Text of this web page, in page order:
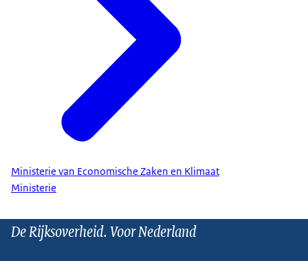
Ministerie van Economische Zaken en Klimaat
Ministerie
De Rijksoverheid. Voor Nederland